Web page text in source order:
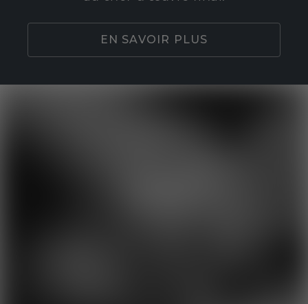
EN SAVOIR PLUS